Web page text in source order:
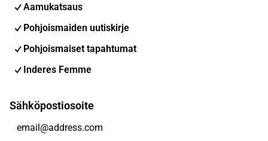
Aamukatsaus
Pohjoismaiden uutiskirje
Pohjoismaiset tapahtumat
Inderes Femme
Sähköpostiosoite